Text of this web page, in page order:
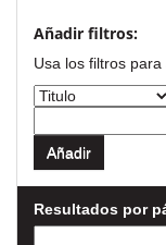
Añadir filtros:
Usa los filtros para
Resultados por